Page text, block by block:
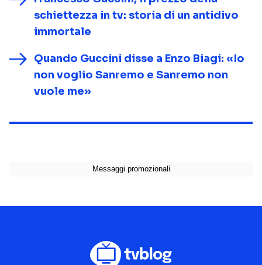
schiettezza in tv: storia di un antidivo
immortale
Quando Guccini disse a Enzo Biagi: «Io
non voglio Sanremo e Sanremo non
vuole me»